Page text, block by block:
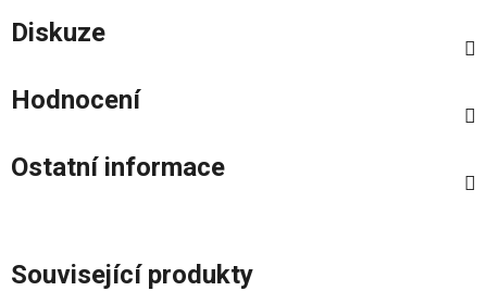
Diskuze
Hodnocení
Ostatní informace
Související produkty